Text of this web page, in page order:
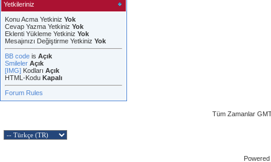
Yetkileriniz
Konu Acma Yetkiniz Yok
Cevap Yazma Yetkiniz Yok
Eklenti Yükleme Yetkiniz Yok
Mesajınızı Değiştirme Yetkiniz Yok
BB code is Açık
Smileler Açık
[IMG] Kodları Açık
HTML-Kodu Kapalı
Forum Rules
Tüm Zamanlar